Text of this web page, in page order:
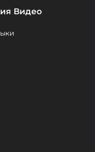
Видео